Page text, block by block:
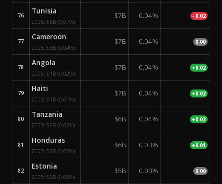
76 Tunisia
2005: $5B (0.07%)
$7B 0.04% −0.02
77 Cameroon
2005: $3B (0.04%)
$7B 0.04% 0.00
78 Angola
2005: $1B (0.02%)
$7B 0.04% +0.02
79 Haiti
2005: $1B (0.01%)
$7B 0.04% +0.02
80 Tanzania
2005: $2B (0.02%)
$6B 0.04% +0.02
81 Honduras
2005: $2B (0.02%)
$6B 0.03% +0.01
82 Estonia
2005: $2B (0.03%)
$5B 0.03% 0.00